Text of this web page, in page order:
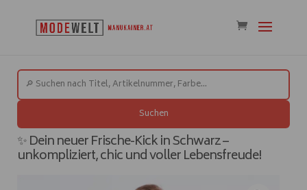
Suchen
✨ Dein neuer Frische-Kick in Schwarz –
unkompliziert, chic und voller Lebensfreude!